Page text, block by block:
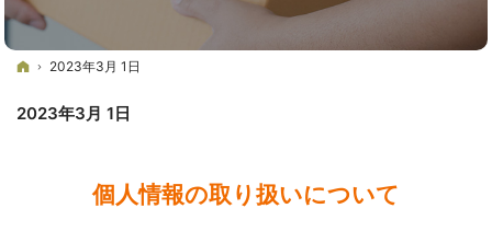
ホーム
2023年3月 1日
2023年3月 1日
個人情報の取り扱いについて